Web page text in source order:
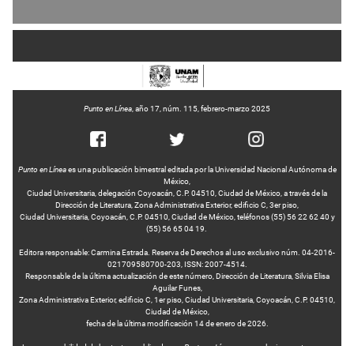
Punto en Línea, año 17, núm. 115, febrero-marzo 2025
Punto en Líneaes una publicación bimestral editada por la Universidad Nacional Autónoma de
México,
Ciudad Universitaria, delegación Coyoacán, C.P. 04510, Ciudad de México, a través de la
Dirección de Literatura, Zona Administrativa Exterior, edificio C, 3er piso,
Ciudad Universitaria, Coyoacán, C.P. 04510, Ciudad de México, teléfonos (55) 56 22 62 40 y
(55) 56 65 04 19.
Editora responsable: Carmina Estrada. Reserva de Derechos al uso exclusivo núm. 04-2016-
021709580700-203, ISSN: 2007-4514.
Responsable de la última actualización de este número, Dirección de Literatura, Silvia Elisa
Aguilar Funes,
Zona Administrativa Exterior, edificio C, 1er piso, Ciudad Universitaria, Coyoacán, C.P. 04510,
Ciudad de México,
fecha de la última modificación 14 de enero de 2026.